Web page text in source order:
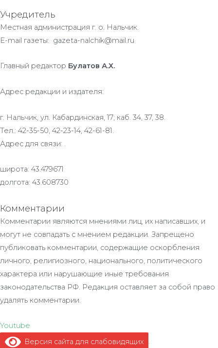
Учредитель
Местная администрация г. о. Нальчик.
E-mail газеты: gazeta-nalchik@mail.ru
Главный редактор Булатов А.Х.
Адрес редакции и издателя:
г. Нальчик, ул. Кабардинская, 17; каб. 34, 37, 38.
Тел.: 42-35-50, 42-23-14, 42-61-81.
Адрес для связи: .
широта: 43.479671
долгота: 43.608730
Комментарии
Комментарии являются мнениями лиц, их написавших, и
могут не совпадать с мнением редакции. Запрещено
публиковать комментарии, содержащие оскорбления
личного, религиозного, национального, политического
характера или нарушающие иные требования
законодательства РФ. Редакция оставляет за собой право
удалять комментарии.
Youtube
Версия сайта для слабовидящих
.